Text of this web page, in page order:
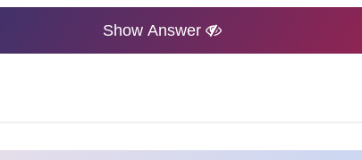
Show Answer